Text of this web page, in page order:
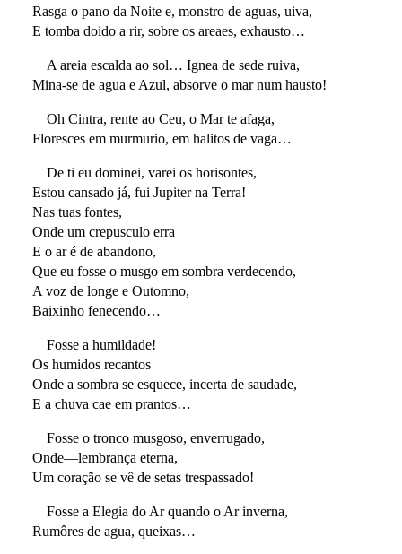
Rasga o pano da Noite e, monstro de aguas, uiva,
E tomba doido a rir, sobre os areaes, exhausto…
A areia escalda ao sol… Ignea de sede ruiva,
Mina-se de agua e Azul, absorve o mar num hausto!
Oh Cintra, rente ao Ceu, o Mar te afaga,
Floresces em murmurio, em halitos de vaga…
De ti eu dominei, varei os horisontes,
Estou cansado já, fui Jupiter na Terra!
Nas tuas fontes,
Onde um crepusculo erra
E o ar é de abandono,
Que eu fosse o musgo em sombra verdecendo,
A voz de longe e Outomno,
Baixinho fenecendo…
Fosse a humildade!
Os humidos recantos
Onde a sombra se esquece, incerta de saudade,
E a chuva cae em prantos…
Fosse o tronco musgoso, enverrugado,
Onde—lembrança eterna,
Um coração se vê de setas trespassado!
Fosse a Elegia do Ar quando o Ar inverna,
Rumôres de agua, queixas…